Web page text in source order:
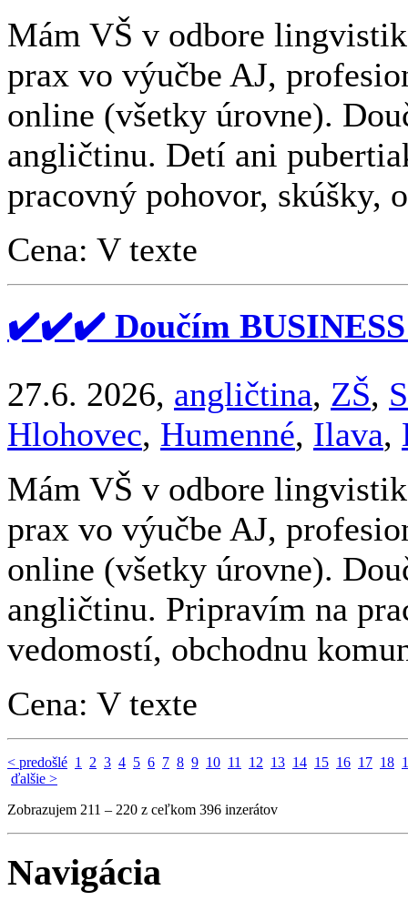
Mám VŠ v odbore
prax vo výučbe AJ,
online (všetky úrovne).
angličtinu. Detí ani
pracovný pohovor, skúšky,
Cena: V texte
✔️✔️✔️ Doučím
27.6. 2026, angličtina, ZŠ,
Hlohovec, Humenné, Ilava,
Mám VŠ v odbore
prax vo výučbe AJ,
online (všetky úrovne).
angličtinu. Pripravím na
vedomostí, obchodnu
Cena: V texte
< predošlé 1 2 3 4 5 6 7 8 9 10 11 12 13 14 15 16 17 18
ďalšie >
Zobrazujem 211 – 220 z ceľkom 396 inzerátov
Navigácia